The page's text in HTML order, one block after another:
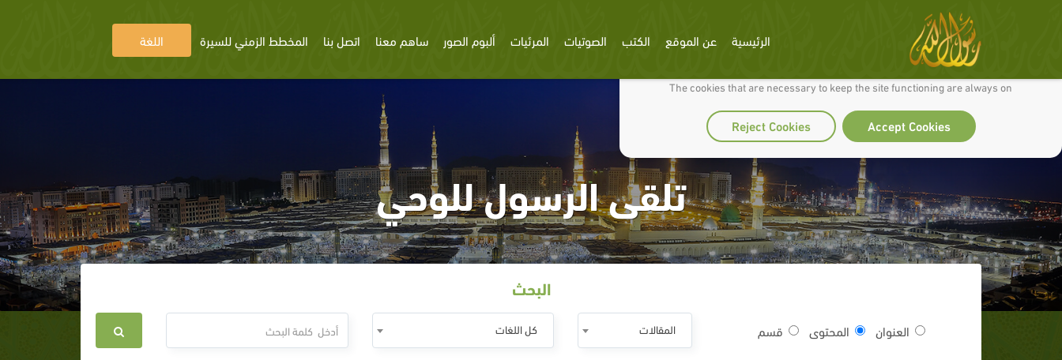
We use cookies to make our site work well for you and so we can continually improve it.
The cookies that are necessary to keep the site functioning are always on
Accept Cookies
Reject Cookies
الرئيسية عن الموقع الكتب الصوتيات المرئيات ألبوم الصور ساهم معنا اتصل بنا المخطط الزمني للسيرة اللغة
تلقى الرسول للوحي
البحث
العنوان المحتوى قسم المقالات كل اللغات